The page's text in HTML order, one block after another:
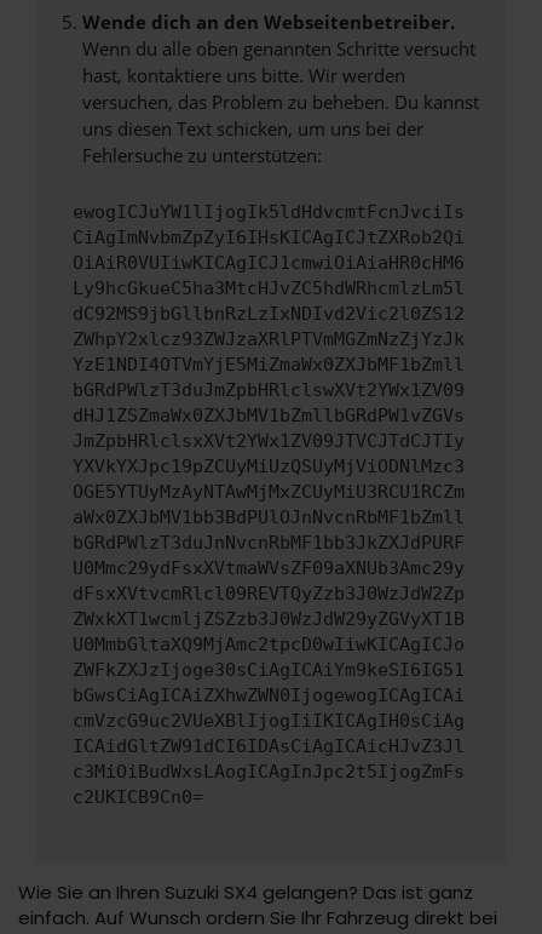
Wende dich an den Webseitenbetreiber.
Wenn du alle oben genannten Schritte versucht
hast, kontaktiere uns bitte. Wir werden
versuchen, das Problem zu beheben. Du kannst
uns diesen Text schicken, um uns bei der
Fehlersuche zu unterstützen:
ewogICJuYW1lIjogIk5ldHdvcmtFcnJvciIs
CiAgImNvbmZpZyI6IHsKICAgICJtZXRob2Qi
OiAiR0VUIiwKICAgICJ1cmwiOiAiaHR0cHM6
Ly9hcGkueC5ha3MtcHJvZC5hdWRhcmlzLm5l
dC92MS9jbGllbnRzLzIxNDIvd2Vic2l0ZS12
ZWhpY2xlcz93ZWJzaXRlPTVmMGZmNzZjYzJk
YzE1NDI4OTVmYjE5MiZmaWx0ZXJbMF1bZmll
bGRdPWlzT3duJmZpbHRlclswXVt2YWx1ZV09
dHJ1ZSZmaWx0ZXJbMV1bZmllbGRdPW1vZGVs
JmZpbHRlclsxXVt2YWx1ZV09JTVCJTdCJTIy
YXVkYXJpc19pZCUyMiUzQSUyMjViODNlMzc3
OGE5YTUyMzAyNTAwMjMxZCUyMiU3RCU1RCZm
aWx0ZXJbMV1bb3BdPUlOJnNvcnRbMF1bZmll
bGRdPWlzT3duJnNvcnRbMF1bb3JkZXJdPURF
U0Mmc29ydFsxXVtmaWVsZF09aXNUb3Amc29y
dFsxXVtvcmRlcl09REVTQyZzb3J0WzJdW2Zp
ZWxkXT1wcmljZSZzb3J0WzJdW29yZGVyXT1B
U0MmbGltaXQ9MjAmc2tpcD0wIiwKICAgICJo
ZWFkZXJzIjoge30sCiAgICAiYm9keSI6IG51
bGwsCiAgICAiZXhwZWN0IjogewogICAgICAi
cmVzcG9uc2VUeXBlIjogIiIKICAgIH0sCiAg
ICAidGltZW91dCI6IDAsCiAgICAicHJvZ3Jl
c3MiOiBudWxsLAogICAgInJpc2t5IjogZmFs
c2UKICB9Cn0=
Wie Sie an Ihren Suzuki SX4 gelangen? Das ist ganz
einfach. Auf Wunsch ordern Sie Ihr Fahrzeug direkt bei